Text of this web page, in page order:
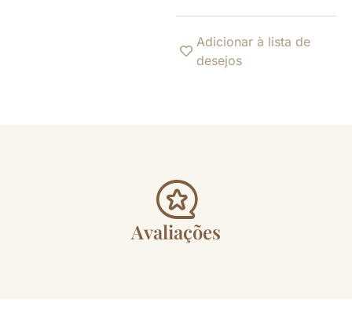
Adicionar à lista de
desejos
Avaliações